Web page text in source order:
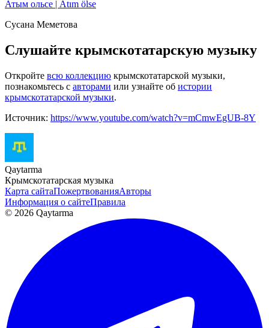
Атым ольсе | Atım ölse
Сусана Меметова
Слушайте крымскотатарскую музыку
Откройте всю коллекцию крымскотатарской музыки,
познакомьтесь с авторами или узнайте об истории
крымскотатарской музыки.
Источник: https://www.youtube.com/watch?v=mCmwEgUB-8Y
Qaytarma
Крымскотатарская музыка
Карта сайтаПожертвованияАвторы
Информация о сайтеПравила
© 2026 Qaytarma